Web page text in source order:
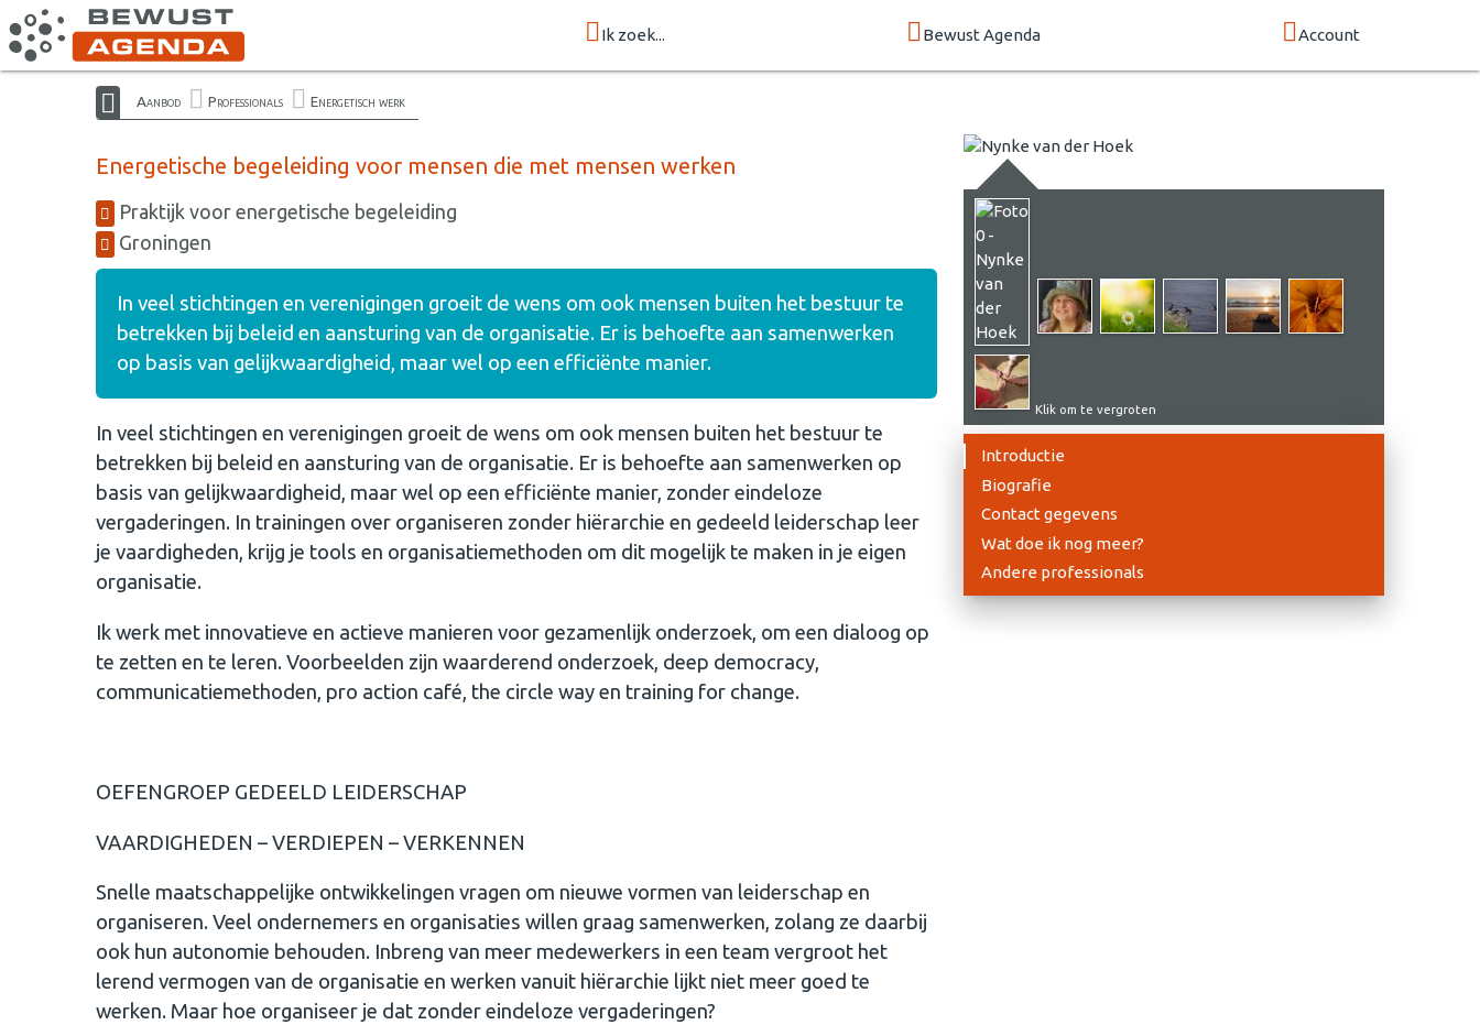
Ik zoek... Bewust Agenda Account
Aanbod Professionals Energetisch werk
Energetische begeleiding voor mensen die met mensen werken
Praktijk voor energetische begeleiding
Groningen
In veel stichtingen en verenigingen groeit de wens om ook mensen buiten het bestuur te
betrekken bij beleid en aansturing van de organisatie. Er is behoefte aan samenwerken
op basis van gelijkwaardigheid, maar wel op een efficiënte manier.
In veel stichtingen en verenigingen groeit de wens om ook mensen buiten het bestuur te
betrekken bij beleid en aansturing van de organisatie. Er is behoefte aan samenwerken op
basis van gelijkwaardigheid, maar wel op een efficiënte manier, zonder eindeloze
vergaderingen. In trainingen over organiseren zonder hiërarchie en gedeeld leiderschap leer
je vaardigheden, krijg je tools en organisatiemethoden om dit mogelijk te maken in je eigen
organisatie.
Ik werk met innovatieve en actieve manieren voor gezamenlijk onderzoek, om een dialoog op
te zetten en te leren. Voorbeelden zijn waarderend onderzoek, deep democracy,
communicatiemethoden, pro action café, the circle way en training for change.
OEFENGROEP GEDEELD LEIDERSCHAP
VAARDIGHEDEN – VERDIEPEN – VERKENNEN
Snelle maatschappelijke ontwikkelingen vragen om nieuwe vormen van leiderschap en
organiseren. Veel ondernemers en organisaties willen graag samenwerken, zolang ze daarbij
ook hun autonomie behouden. Inbreng van meer medewerkers in een team vergroot het
lerend vermogen van de organisatie en werken vanuit hiërarchie lijkt niet meer goed te
werken. Maar hoe organiseer je dat zonder eindeloze vergaderingen?
Klik om te vergroten
Introductie
Biografie
Contact gegevens
Wat doe ik nog meer?
Andere professionals